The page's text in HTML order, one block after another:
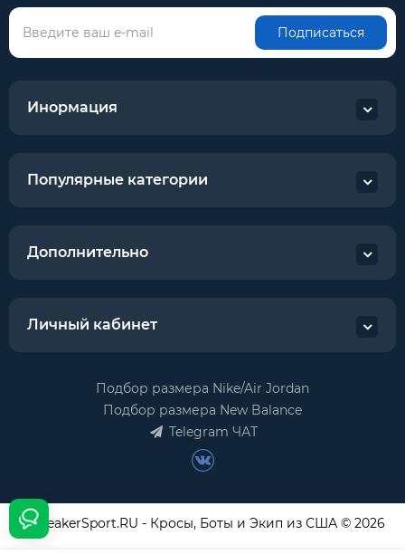
Подписаться
Инормация
Популярные категории
Дополнительно
Личный кабинет
Подбор размера Nike/Air Jordan
Подбор размера New Balance
Telegram ЧАТ
USneakerSport.RU - Кросы, Боты и Экип из США © 2026